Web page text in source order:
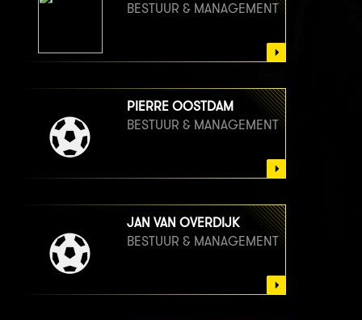
BESTUUR & MANAGEMENT
PIERRE OOSTDAM
BESTUUR & MANAGEMENT
JAN VAN OVERDIJK
BESTUUR & MANAGEMENT